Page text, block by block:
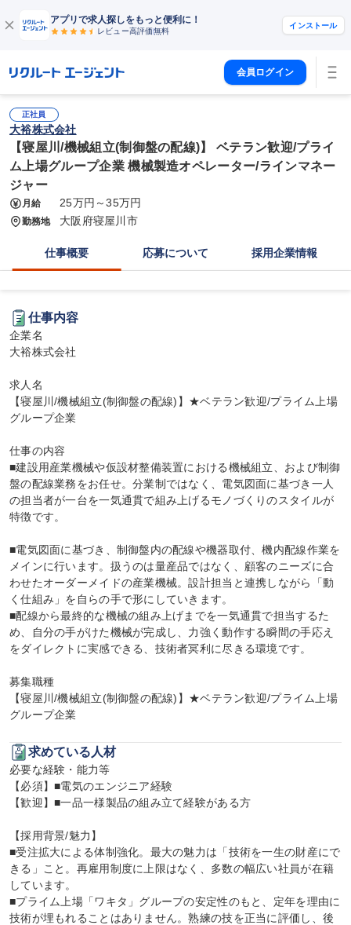
アプリで求人探しをもっと便利に！
レビュー高評価無料
インストール
会員ログイン
正社員
大裕株式会社
【寝屋川/機械組立(制御盤の配線)】 ベテラン歓迎/プライ
ム上場グループ企業 機械製造オペレーター/ラインマネー
ジャー
月給 25万円～35万円
勤務地 大阪府寝屋川市
仕事概要 応募について 採用企業情報
仕事内容
企業名
大裕株式会社
求人名
【寝屋川/機械組立(制御盤の配線)】★ベテラン歓迎/プライム上場
グループ企業
仕事の内容
■建設用産業機械や仮設材整備装置における機械組立、および制御
盤の配線業務をお任せ。分業制ではなく、電気図面に基づき一人
の担当者が一台を一気通貫で組み上げるモノづくりのスタイルが
特徴です。
■電気図面に基づき、制御盤内の配線や機器取付、機内配線作業を
メインに行います。扱うのは量産品ではなく、顧客のニーズに合
わせたオーダーメイドの産業機械。設計担当と連携しながら「動
く仕組み」を自らの手で形にしていきます。
■配線から最終的な機械の組み上げまでを一気通貫で担当するた
め、自分の手がけた機械が完成し、力強く動作する瞬間の手応え
をダイレクトに実感できる、技術者冥利に尽きる環境です。
募集職種
【寝屋川/機械組立(制御盤の配線)】★ベテラン歓迎/プライム上場
グループ企業
求めている人材
必要な経験・能力等
【必須】■電気のエンジニア経験
【歓迎】■一品一様製品の組み立て経験がある方
【採用背景/魅力】
■受注拡大による体制強化。最大の魅力は「技術を一生の財産にで
きる」こと。再雇用制度に上限はなく、多数の幅広い社員が在籍
しています。
■プライム上場「ワキタ」グループの安定性のもと、定年を理由に
技術が埋もれることはありません。熟練の技を正当に評価し、後